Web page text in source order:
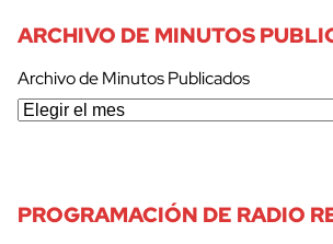
ARCHIVO DE MINUTOS
Archivo de Minutos Publicados
PROGRAMACIÓN DE RADIO